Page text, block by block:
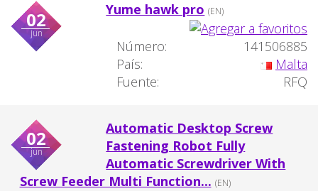
02
jun
Yume hawk pro (EN)
Número:
141506885
País:
Malta
Fuente:
RFQ
02
jun
Automatic Desktop Screw
Fastening Robot Fully
Automatic Screwdriver With
Screw Feeder Multi Function... (EN)